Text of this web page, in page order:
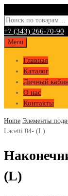
Искать:
+7 (343) 266-70-90
Skip
content
Menu
Главная
Каталог
Личный
О нас
Контакты
Home Элементы
Lacetti 04- (L)
(L)